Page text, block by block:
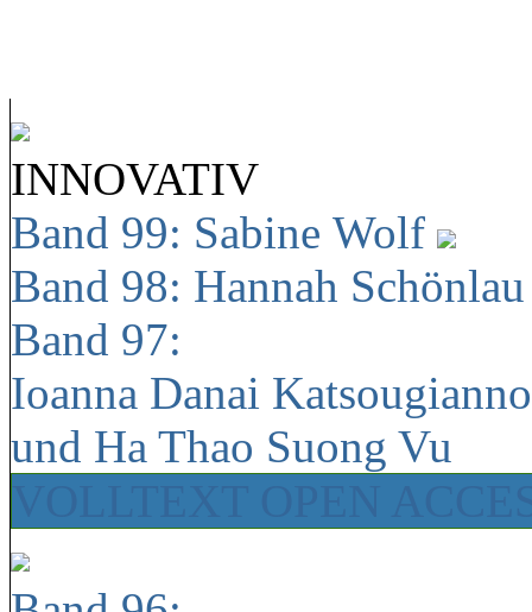
INNOVATIV
Band 99: Sabine Wolf
Band 98: Hannah
Band 97:
Ioanna Danai
und Ha Thao Suong Vu